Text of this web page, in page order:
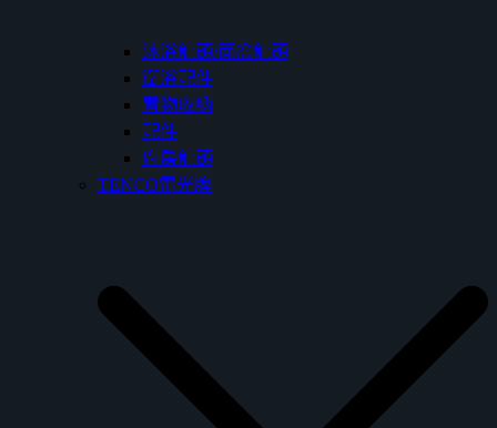
沐浴龍頭/面盆龍頭
衛浴配件
置物收納
配件
廚房龍頭
TENCO電光牌